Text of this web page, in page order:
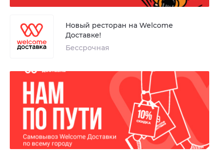
Новый ресторан на Welcome
Доставке!
Бессрочная